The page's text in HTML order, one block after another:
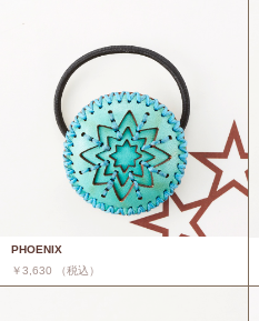
PHOENIX
￥3,630 （税込）